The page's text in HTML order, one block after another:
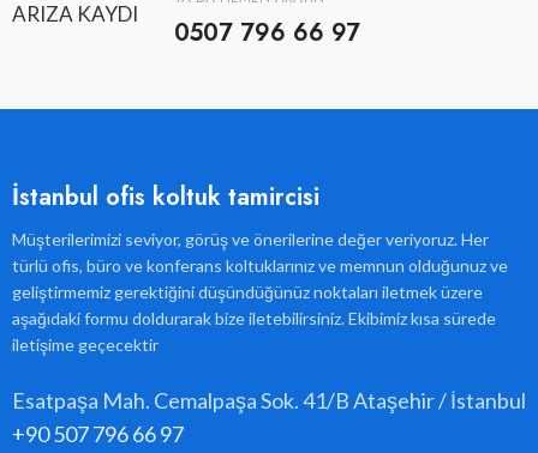
ARIZA KAYDI
0507 796 66 97
İstanbul ofis koltuk tamircisi
Müşterilerimizi seviyor, görüş ve önerilerine değer veriyoruz. Her
türlü ofis, büro ve konferans koltuklarınız ve memnun olduğunuz ve
geliştirmemiz gerektiğini düşündüğünüz noktaları iletmek üzere
aşağıdaki formu doldurarak bize iletebilirsiniz. Ekibimiz kısa sürede
iletişime geçecektir
Esatpaşa Mah. Cemalpaşa Sok. 41/B Ataşehir / İstanbul
+90 507 796 66 97